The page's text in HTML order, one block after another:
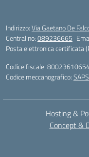
Indirizzo:Via Gaetano De
Centralino:089236665
Posta elettronica certificata
Codice fiscale:
Codice meccanografico:
Hosting &
Concept &